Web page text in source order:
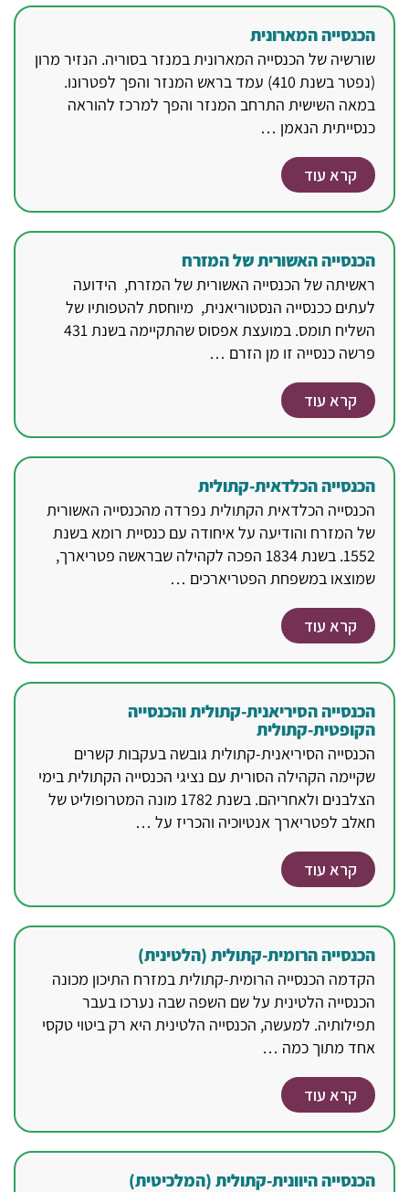
הכנסייה המארונית
שורשיה של הכנסייה המארונית במנזר בסוריה. הנזיר מרון
(נפטר בשנת 410) עמד בראש המנזר והפך לפטרונו.
במאה השישית התרחב המנזר והפך למרכז להוראה
כנסייתית הנאמן …
קרא עוד
הכנסייה האשורית של המזרח
ראשיתה של הכנסייה האשורית של המזרח, הידועה
לעתים ככנסייה הנסטוריאנית, מיוחסת להטפותיו של
השליח תומס. במועצת אפסוס שהתקיימה בשנת 431
פרשה כנסייה זו מן הזרם …
קרא עוד
הכנסייה הכלדאית-קתולית
הכנסייה הכלדאית הקתולית נפרדה מהכנסייה האשורית
של המזרח והודיעה על איחודה עם כנסיית רומא בשנת
1552. בשנת 1834 הפכה לקהילה שבראשה פטריארך,
שמוצאו במשפחת הפטריארכים …
קרא עוד
הכנסייה הסיריאנית-קתולית והכנסייה
הקופטית-קתולית
הכנסייה הסיריאנית-קתולית גובשה בעקבות קשרים
שקיימה הקהילה הסורית עם נציגי הכנסייה הקתולית בימי
הצלבנים ולאחריהם. בשנת 1782 מונה המטרופוליט של
חאלב לפטריארך אנטיוכיה והכריז על …
קרא עוד
הכנסייה הרומית-קתולית (הלטינית)
הקדמה הכנסייה הרומית-קתולית במזרח התיכון מכונה
הכנסייה הלטינית על שם השפה שבה נערכו בעבר
תפילותיה. למעשה, הכנסייה הלטינית היא רק ביטוי טקסי
אחד מתוך כמה …
קרא עוד
הכנסייה היוונית-קתולית (המלכיטית)